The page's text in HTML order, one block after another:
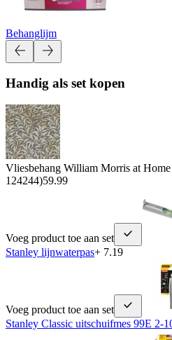
Behanglijm
Handig als set kopen
Vliesbehang William Morris at
124244)59.99
Voeg product toe aan set
Stanley lijnwaterpas+ 7.19
Voeg product toe aan set
Stanley Classic uitschuifmes 99E 2-